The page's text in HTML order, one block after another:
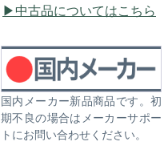
中古品についてはこちら
国内メーカー新品商品です。初
期不良の場合はメーカーサポー
トにお問い合わせください。